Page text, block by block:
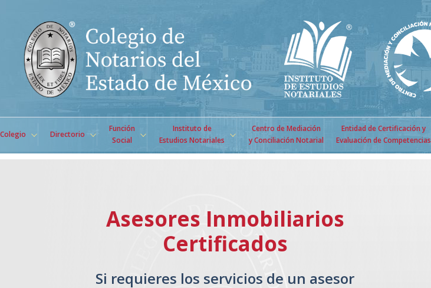
Colegio Directorio
Función
Social
Instituto de
Estudios Notariales
Centro de Mediación
y Conciliación Notarial
Entidad de Certificación y
Evaluación de Competencias
Asesores Inmobiliarios
Certificados
Si requieres los servicios de un asesor